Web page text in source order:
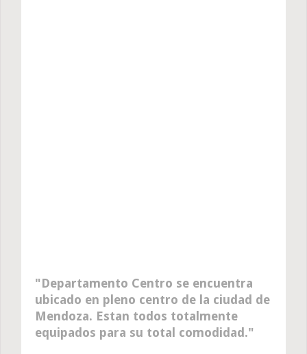
Departamento Centro se encuentra
ubicado en pleno centro de la ciudad de
Mendoza. Estan todos totalmente
equipados para su total comodidad.